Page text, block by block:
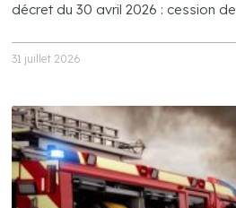
décret du 30 avril 2026 : cession de
31 juillet 2026